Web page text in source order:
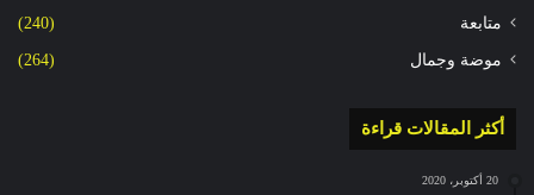
متابعة (240)
موضة وجمال (264)
أكثر المقالات قراءة
20 أكتوبر، 2020